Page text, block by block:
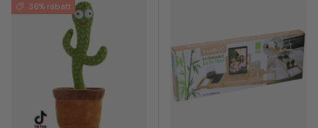
36% rabatt